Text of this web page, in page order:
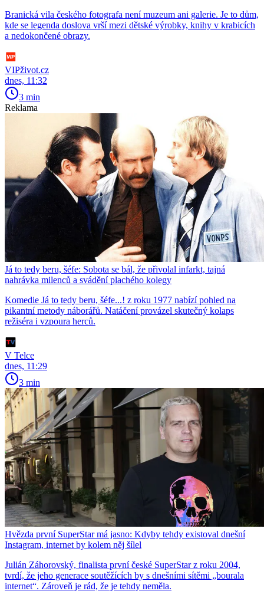
Branická vila českého fotografa není muzeum ani galerie. Je to dům,
kde se legenda doslova vrší mezi dětské výrobky, knihy v krabicích
a nedokončené obrazy.
VIPživot.cz
dnes, 11:32
3 min
Reklama
Já to tedy beru, šéfe: Sobota se bál, že přivolal infarkt, tajná
nahrávka milenců a svádění plachého kolegy
Komedie Já to tedy beru, šéfe...! z roku 1977 nabízí pohled na
pikantní metody náborářů. Natáčení provázel skutečný kolaps
režiséra i vzpoura herců.
V Telce
dnes, 11:29
3 min
Hvězda první SuperStar má jasno: Kdyby tehdy existoval dnešní
Instagram, internet by kolem něj šílel
Julián Záhorovský, finalista první české SuperStar z roku 2004,
tvrdí, že jeho generace soutěžících by s dnešními sítěmi „bourala
internet“. Zároveň je rád, že je tehdy neměla.